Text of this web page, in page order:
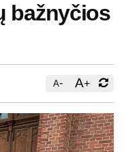
bažnyčios
A- A+